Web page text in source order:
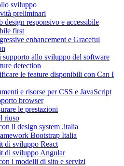
sviluppo
preliminari
design responsivo e accessibile
first
enhancement e Graceful
supporto allo sviluppo del software
detection
le feature disponibili con Can I
e risorse per CSS e JavaScript
browser
le prestazioni
riuso
il design system .italia
Bootstrap Italia
di sviluppo React
di sviluppo Angular
i modelli di sito e servizi